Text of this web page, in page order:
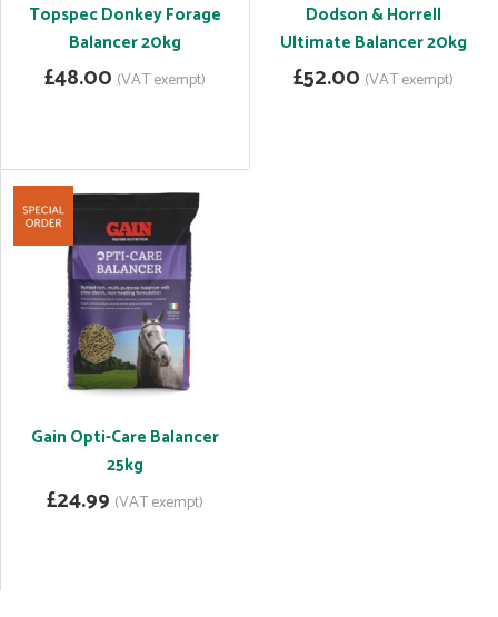
Topspec Donkey Forage
Balancer 20kg
£48.00 (VAT exempt)
Dodson & Horrell
Ultimate Balancer 20kg
£52.00 (VAT exempt)
Gain Opti-Care Balancer
25kg
£24.99 (VAT exempt)